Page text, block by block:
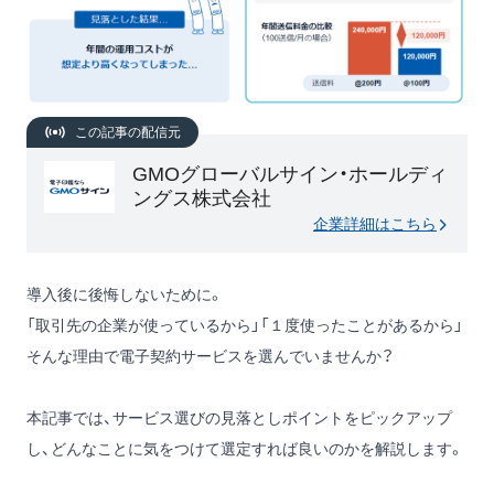
この記事の配信元
GMOグローバルサイン・ホールディ
ングス株式会社
企業詳細はこちら
導入後に後悔しないために。
「取引先の企業が使っているから」「１度使ったことがあるから」
そんな理由で電子契約サービスを選んでいませんか？
本記事では、サービス選びの見落としポイントをピックアップ
し、どんなことに気をつけて選定すれば良いのかを解説します。